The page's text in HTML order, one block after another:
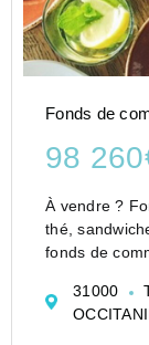
Fonds de
98
À vendre ?
thé,
fonds de
une petite
31000